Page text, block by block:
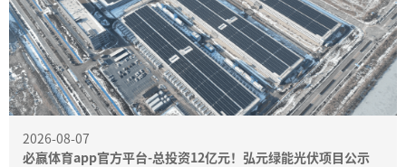
2026-08-07
必赢体育app官方平台-总投资12亿元！弘元绿能光伏项目公示